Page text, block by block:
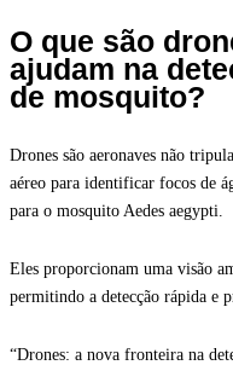
O que são
ajudam na
de mosquito?
Drones são aeronaves não
aéreo para identificar focos de
para o mosquito Aedes aegypti.
Eles proporcionam uma visão
permitindo a detecção rápida e
“Drones: a nova fronteira na